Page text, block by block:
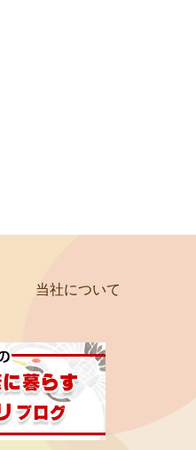
当社について